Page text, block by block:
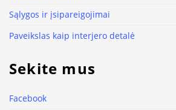
Sąlygos ir įsipareigojimai
Paveikslas kaip interjero detalė
Sekite mus
Facebook